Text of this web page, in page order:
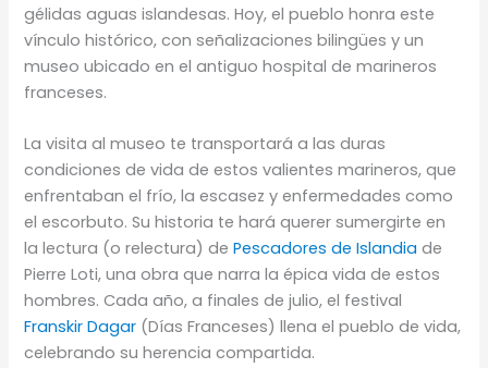
gélidas aguas islandesas. Hoy, el pueblo honra este
vínculo histórico, con señalizaciones bilingües y un
museo ubicado en el antiguo hospital de marineros
franceses.
La visita al museo te transportará a las duras
condiciones de vida de estos valientes marineros, que
enfrentaban el frío, la escasez y enfermedades como
el escorbuto. Su historia te hará querer sumergirte en
la lectura (o relectura) dePescadores de Islandia de
Pierre Loti, una obra que narra la épica vida de estos
hombres. Cada año, a finales de julio, el festival
Franskir Dagar (Días Franceses) llena el pueblo de vida,
celebrando su herencia compartida.